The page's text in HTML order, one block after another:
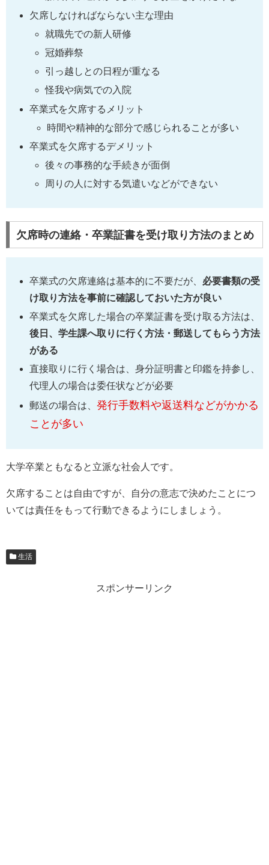
欠席しなければならない主な理由
就職先での新人研修
冠婚葬祭
引っ越しとの日程が重なる
怪我や病気での入院
卒業式を欠席するメリット
時間や精神的な部分で感じられることが多い
卒業式を欠席するデメリット
後々の事務的な手続きが面倒
周りの人に対する気遣いなどができない
欠席時の連絡・卒業証書を受け取り方法のまとめ
卒業式の欠席連絡は基本的に不要だが、 必要書類の受
け取り方法を事前に確認しておいた方が良い
卒業式を欠席した場合の卒業証書を受け取る方法は、
後日、学生課へ取りに行く方法・郵送してもらう方法
がある
直接取りに行く場合は、身分証明書と印鑑を持参し、
代理人の場合は委任状などが必要
郵送の場合は、発行手数料や返送料などがかかる
ことが多い
大学卒業ともなると立派な社会人です。
欠席することは自由ですが、自分の意志で決めたことにつ
いては責任をもって行動できるようにしましょう。
生活
スポンサーリンク